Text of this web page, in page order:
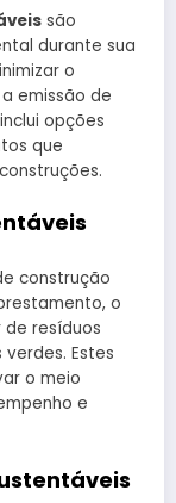
são
durante sua
o
emissão de
opções
que
construção
o
resíduos
Estes
o meio
e